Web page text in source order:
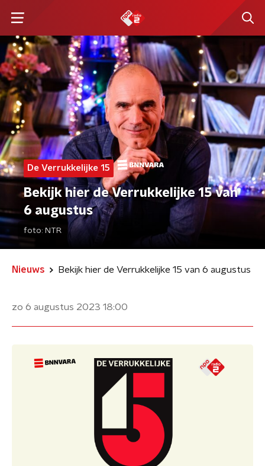
De Verrukkelijke 15
Bekijk hier de Verrukkelijke 15 van
6 augustus
foto: NTR
Nieuws Bekijk hier de Verrukkelijke 15 van 6 augustus
zo 6 augustus 2023 18:00